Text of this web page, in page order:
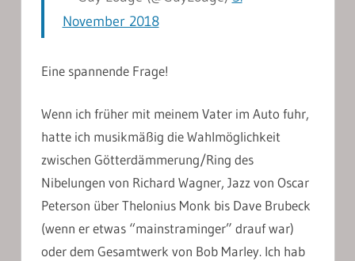
November 2018
Eine spannende Frage!
Wenn ich früher mit meinem Vater im Auto fuhr,
hatte ich musikmäßig die Wahlmöglichkeit
zwischen Götterdämmerung/Ring des
Nibelungen von Richard Wagner, Jazz von Oscar
Peterson über Thelonius Monk bis Dave Brubeck
(wenn er etwas “mainstraminger” drauf war)
oder dem Gesamtwerk von Bob Marley. Ich hab